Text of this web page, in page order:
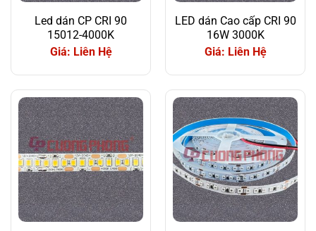
Led dán CP CRI 90
15012-4000K
Giá: Liên Hệ
LED dán Cao cấp CRI 90
16W 3000K
Giá: Liên Hệ